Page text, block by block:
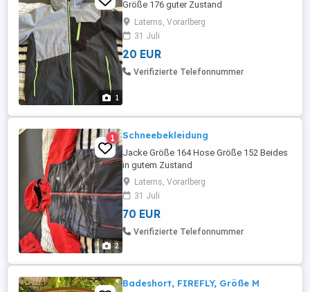
1
Größe 176 guter Zustand
Laterns, Vorarlberg
31 Juli
20 EUR
Verifizierte Telefonnummer
2
1 Schneebekleidung
Jacke Größe 164 Hose Größe 152 Beides
in gutem Zustand
Laterns, Vorarlberg
31 Juli
70 EUR
Verifizierte Telefonnummer
Badeshort, FIREFLY, Größe M